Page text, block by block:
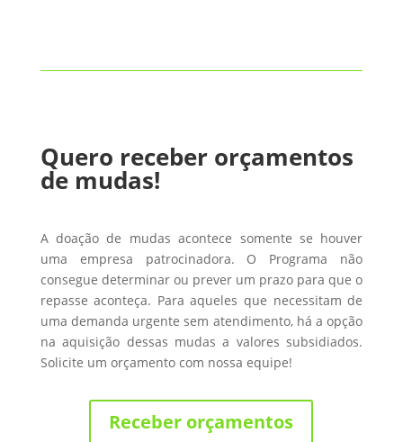
Quero receber orçamentos
de mudas!
A doação de mudas acontece somente se houver
uma empresa patrocinadora. O Programa não
consegue determinar ou prever um prazo para que o
repasse aconteça. Para aqueles que necessitam de
uma demanda urgente sem atendimento, há a opção
na aquisição dessas mudas a valores subsidiados.
Solicite um orçamento com nossa equipe!
Receber orçamentos